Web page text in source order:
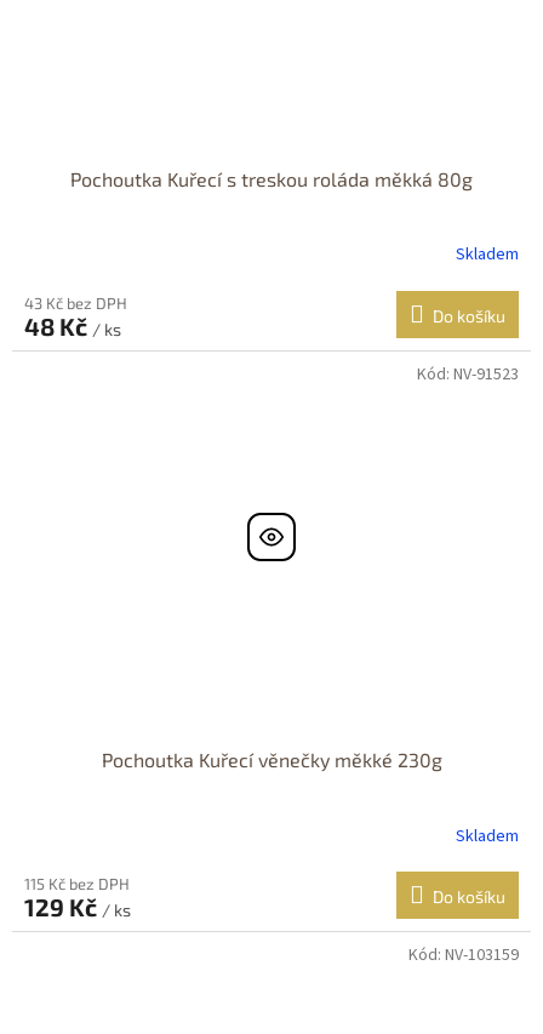
Pochoutka Kuřecí s treskou roláda měkká 80g
Skladem
43 Kč bez DPH
48 Kč / ks
Do košíku
Pochoutka Kuřecí věnečky měkké 230g
Skladem
115 Kč bez DPH
129 Kč / ks
Do košíku
Kód: NV-91523
Kód: NV-103159